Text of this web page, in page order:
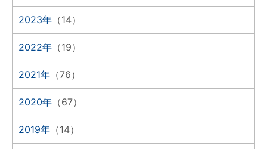
2023年 （14）
2022年 （19）
2021年 （76）
2020年 （67）
2019年 （14）